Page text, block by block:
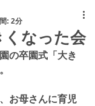
くなった会
: 2分
の卒園式「大き
お母さんに育児